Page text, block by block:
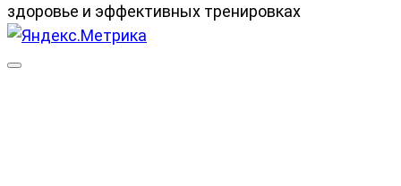
здоровье и эффективных тренировках